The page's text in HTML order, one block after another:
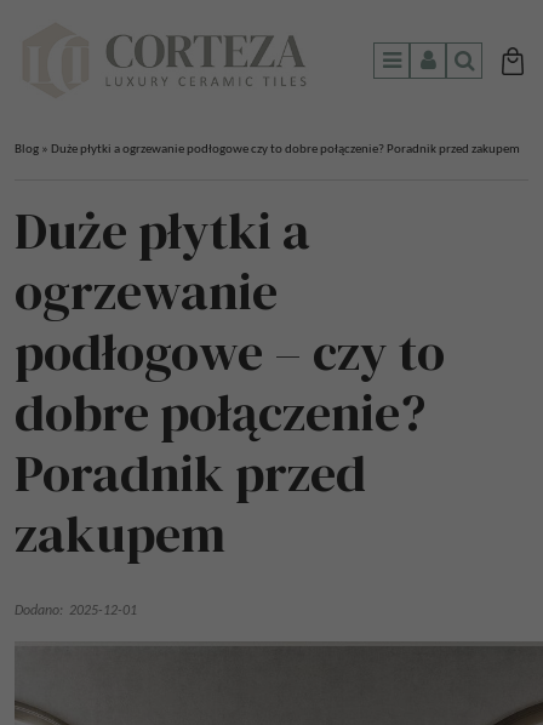
MenuPanelSzukaj
Blog » Duże płytki a ogrzewanie podłogowe czy to dobre połączenie? Poradnik przed zakupem
Duże płytki a
ogrzewanie
podłogowe – czy to
dobre połączenie?
Poradnik przed
zakupem
Dodano: 2025-12-01